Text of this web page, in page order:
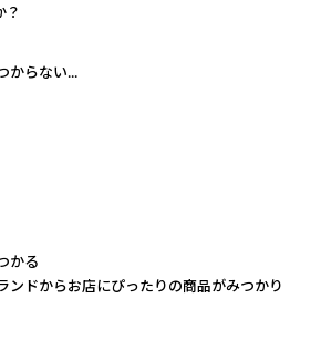
？
からない...
かる
ンドからお店にぴったりの商品がみつかり